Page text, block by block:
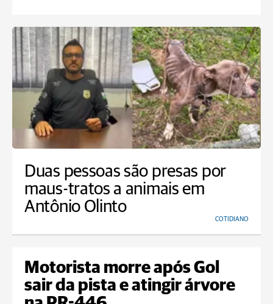
Duas pessoas são presas por
maus-tratos a animais em
Antônio Olinto
COTIDIANO
Motorista morre após Gol
sair da pista e atingir árvore